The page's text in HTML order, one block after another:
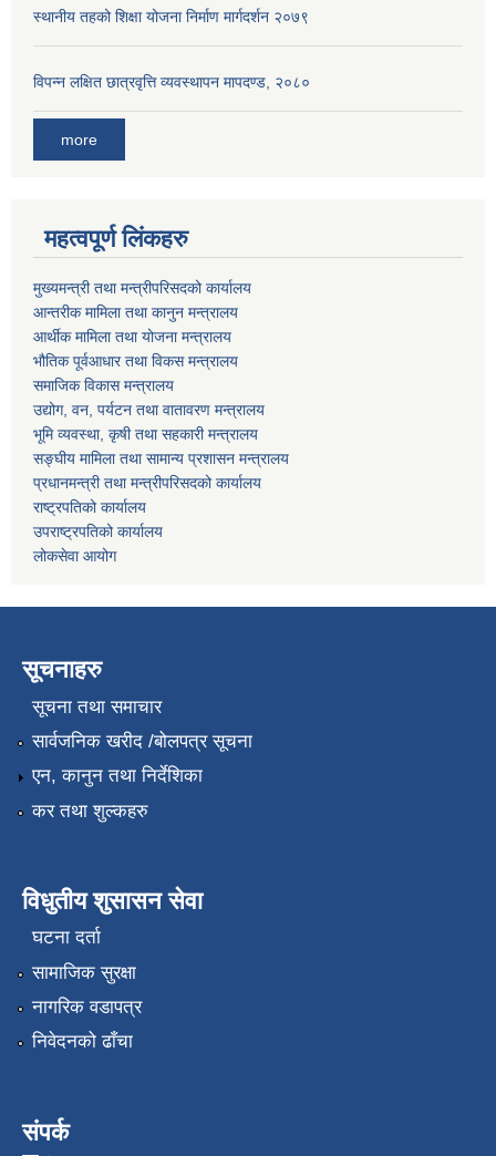
स्थानीय तहको शिक्षा योजना निर्माण मार्गदर्शन २०७९
विपन्न लक्षित छात्रवृत्ति व्यवस्थापन मापदण्ड, २०८०
more
महत्वपूर्ण लिंकहरु
मुख्यमन्त्री तथा मन्त्रीपरिसदको कार्यालय
आन्तरीक मामिला तथा कानुन मन्त्रालय
आर्थीक मामिला तथा योजना मन्त्रालय
भौतिक पूर्वआधार तथा विकस मन्त्रालय
समाजिक विकास मन्त्रालय
उद्योग, वन, पर्यटन तथा वातावरण मन्त्रालय
भूमि व्यवस्था, कृषी तथा सहकारी मन्त्रालय
सङ्घीय मामिला तथा सामान्य प्रशासन मन्त्रालय
प्रधानमन्त्री तथा मन्त्रीपरिसदको कार्यालय
राष्ट्रपतिको कार्यालय
उपराष्ट्रपतिको कार्यालय
लोकसेवा आयोग
सूचनाहरु
सूचना तथा समाचार
सार्वजनिक खरीद /बोलपत्र सूचना
एन, कानुन तथा निर्देशिका
कर तथा शुल्कहरु
विधुतीय शुसासन सेवा
घटना दर्ता
सामाजिक सुरक्षा
नागरिक वडापत्र
निवेदनको ढाँचा
संपर्क